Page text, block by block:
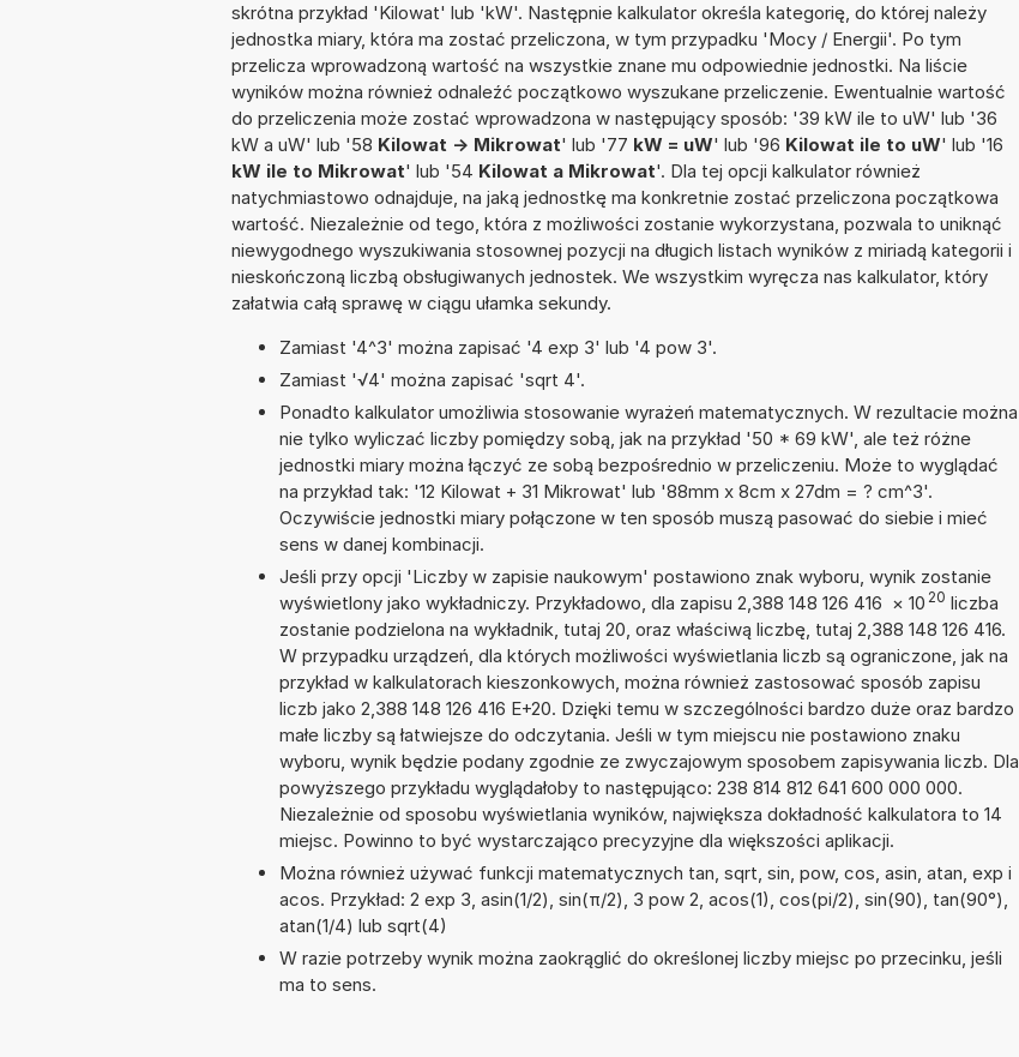
skrótna przykład 'Kilowat' lub 'kW'. Następnie kalkulator określa kategorię, do której należy
jednostka miary, która ma zostać przeliczona, w tym przypadku 'Mocy / Energii'. Po tym
przelicza wprowadzoną wartość na wszystkie znane mu odpowiednie jednostki. Na liście
wyników można również odnaleźć początkowo wyszukane przeliczenie. Ewentualnie wartość
do przeliczenia może zostać wprowadzona w następujący sposób: '39 kW ile to uW' lub '36
kW a uW' lub '58 Kilowat -> Mikrowat' lub '77 kW = uW' lub '96 Kilowat ile to uW' lub '16
kW ile to Mikrowat' lub '54 Kilowat a Mikrowat'. Dla tej opcji kalkulator również
natychmiastowo odnajduje, na jaką jednostkę ma konkretnie zostać przeliczona początkowa
wartość. Niezależnie od tego, która z możliwości zostanie wykorzystana, pozwala to uniknąć
niewygodnego wyszukiwania stosownej pozycji na długich listach wyników z miriadą kategorii i
nieskończoną liczbą obsługiwanych jednostek. We wszystkim wyręcza nas kalkulator, który
załatwia całą sprawę w ciągu ułamka sekundy.
Zamiast '4^3' można zapisać '4 exp 3' lub '4 pow 3'.
Zamiast '√4' można zapisać 'sqrt 4'.
Ponadto kalkulator umożliwia stosowanie wyrażeń matematycznych. W rezultacie można
nie tylko wyliczać liczby pomiędzy sobą, jak na przykład '50 * 69 kW', ale też różne
jednostki miary można łączyć ze sobą bezpośrednio w przeliczeniu. Może to wyglądać
na przykład tak: '12 Kilowat + 31 Mikrowat' lub '88mm x 8cm x 27dm = ? cm^3'.
Oczywiście jednostki miary połączone w ten sposób muszą pasować do siebie i mieć
sens w danej kombinacji.
Jeśli przy opcji 'Liczby w zapisie naukowym' postawiono znak wyboru, wynik zostanie
wyświetlony jako wykładniczy. Przykładowo, dla zapisu 2,388 148 126 416 × 10 20 liczba
zostanie podzielona na wykładnik, tutaj 20, oraz właściwą liczbę, tutaj 2,388 148 126 416.
W przypadku urządzeń, dla których możliwości wyświetlania liczb są ograniczone, jak na
przykład w kalkulatorach kieszonkowych, można również zastosować sposób zapisu
liczb jako 2,388 148 126 416 E+20. Dzięki temu w szczególności bardzo duże oraz bardzo
małe liczby są łatwiejsze do odczytania. Jeśli w tym miejscu nie postawiono znaku
wyboru, wynik będzie podany zgodnie ze zwyczajowym sposobem zapisywania liczb. Dla
powyższego przykładu wyglądałoby to następująco: 238 814 812 641 600 000 000.
Niezależnie od sposobu wyświetlania wyników, największa dokładność kalkulatora to 14
miejsc. Powinno to być wystarczająco precyzyjne dla większości aplikacji.
Można również używać funkcji matematycznych tan, sqrt, sin, pow, cos, asin, atan, exp i
acos. Przykład: 2 exp 3, asin(1/2), sin(π/2), 3 pow 2, acos(1), cos(pi/2), sin(90), tan(90°),
atan(1/4) lub sqrt(4)
W razie potrzeby wynik można zaokrąglić do określonej liczby miejsc po przecinku, jeśli
ma to sens.